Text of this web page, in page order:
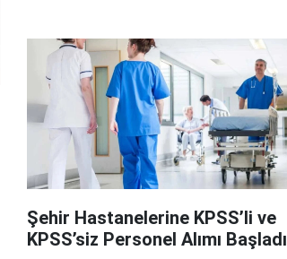
Şehir Hastanelerine KPSS’li ve
KPSS’siz Personel Alımı Başladı